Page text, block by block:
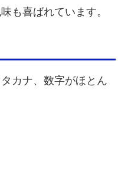
も喜ばれています。
カナ、数字がほとん